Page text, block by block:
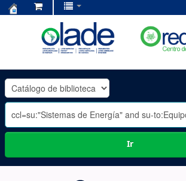
OLADE
-
Ir